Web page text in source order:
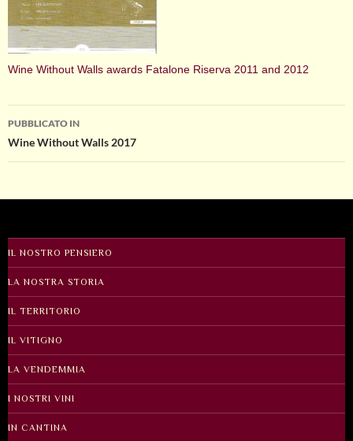
Wine Without Walls awards Fatalone Riserva 2011 and 2012
Navigazione
articolo
PUBBLICATO IN
Wine Without Walls 2017
IL NOSTRO PENSIERO
LA NOSTRA STORIA
IL TERRITORIO
IL VITIGNO
LA VENDEMMIA
I NOSTRI VINI
IN CANTINA